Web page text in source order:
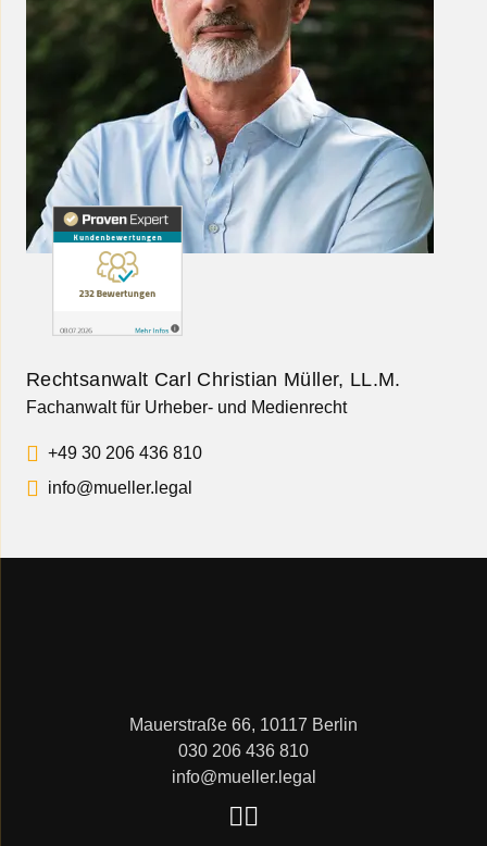
Rechtsanwalt Carl Christian Müller, LL.M.
Fachanwalt für Urheber- und Medienrecht
+49 30 206 436 810
info@mueller.legal
Mauerstraße 66, 10117 Berlin
030 206 436 810
info@mueller.legal